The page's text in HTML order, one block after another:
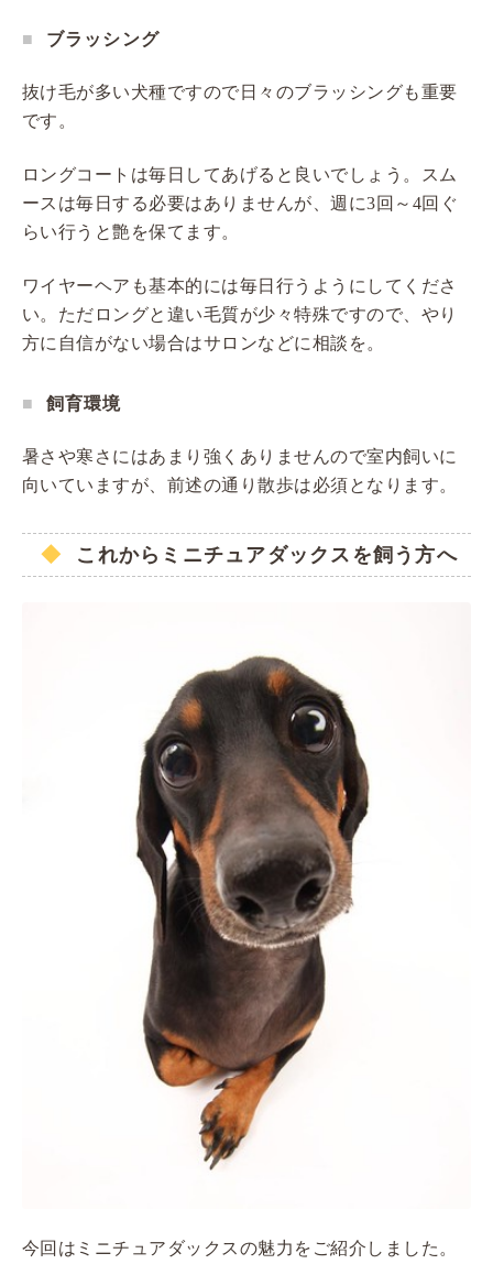
ブラッシング
抜け毛が多い犬種ですので日々のブラッシングも重要
です。
ロングコートは毎日してあげると良いでしょう。スム
ースは毎日する必要はありませんが、週に3回～4回ぐ
らい行うと艶を保てます。
ワイヤーヘアも基本的には毎日行うようにしてくださ
い。ただロングと違い毛質が少々特殊ですので、やり
方に自信がない場合はサロンなどに相談を。
飼育環境
暑さや寒さにはあまり強くありませんので室内飼いに
向いていますが、前述の通り散歩は必須となります。
これからミニチュアダックスを飼う方へ
今回はミニチュアダックスの魅力をご紹介しました。